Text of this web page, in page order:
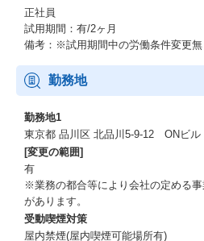
正社員
試用期間：有/2ヶ月
備考：※試用期間中の労働条件変更無
勤務地
勤務地1
東京都 品川区 北品川5-9-12 ONビル
[変更の範囲]
有
※業務の都合等により会社の定める
があります。
受動喫煙対策
屋内禁煙(屋内喫煙可能場所有)